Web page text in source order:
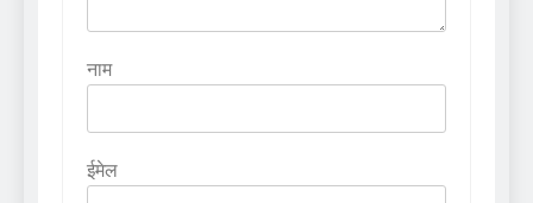
नाम
ईमेल